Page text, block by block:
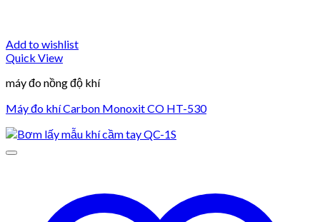
Add to wishlist
Quick View
máy đo nồng độ khí
Máy đo khí Carbon Monoxit CO HT-530